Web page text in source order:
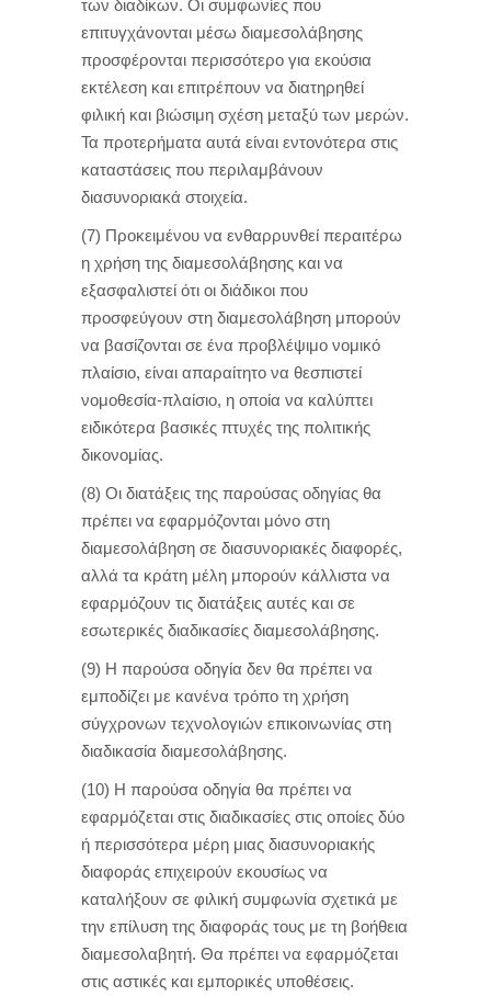
των διαδίκων. Οι συμφωνίες που
επιτυγχάνονται μέσω διαμεσολάβησης
προσφέρονται περισσότερο για εκούσια
εκτέλεση και επιτρέπουν να διατηρηθεί
φιλική και βιώσιμη σχέση μεταξύ των μερών.
Τα προτερήματα αυτά είναι εντονότερα στις
καταστάσεις που περιλαμβάνουν
διασυνοριακά στοιχεία.
(7) Προκειμένου να ενθαρρυνθεί περαιτέρω
η χρήση της διαμεσολάβησης και να
εξασφαλιστεί ότι οι διάδικοι που
προσφεύγουν στη διαμεσολάβηση μπορούν
να βασίζονται σε ένα προβλέψιμο νομικό
πλαίσιο, είναι απαραίτητο να θεσπιστεί
νομοθεσία-πλαίσιο, η οποία να καλύπτει
ειδικότερα βασικές πτυχές της πολιτικής
δικονομίας.
(8) Οι διατάξεις της παρούσας οδηγίας θα
πρέπει να εφαρμόζονται μόνο στη
διαμεσολάβηση σε διασυνοριακές διαφορές,
αλλά τα κράτη μέλη μπορούν κάλλιστα να
εφαρμόζουν τις διατάξεις αυτές και σε
εσωτερικές διαδικασίες διαμεσολάβησης.
(9) Η παρούσα οδηγία δεν θα πρέπει να
εμποδίζει με κανένα τρόπο τη χρήση
σύγχρονων τεχνολογιών επικοινωνίας στη
διαδικασία διαμεσολάβησης.
(10) Η παρούσα οδηγία θα πρέπει να
εφαρμόζεται στις διαδικασίες στις οποίες δύο
ή περισσότερα μέρη μιας διασυνοριακής
διαφοράς επιχειρούν εκουσίως να
καταλήξουν σε φιλική συμφωνία σχετικά με
την επίλυση της διαφοράς τους με τη βοήθεια
διαμεσολαβητή. Θα πρέπει να εφαρμόζεται
στις αστικές και εμπορικές υποθέσεις.